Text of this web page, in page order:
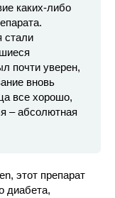
каких-либо
стали
почти уверен,
вновь
все хорошо,
– абсолютная
этот препарат
диабета,